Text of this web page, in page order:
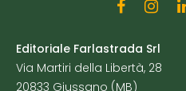
Editoriale Farlastrada Srl
Via Martiri della Libertà, 28
20833 Giussano (MB)